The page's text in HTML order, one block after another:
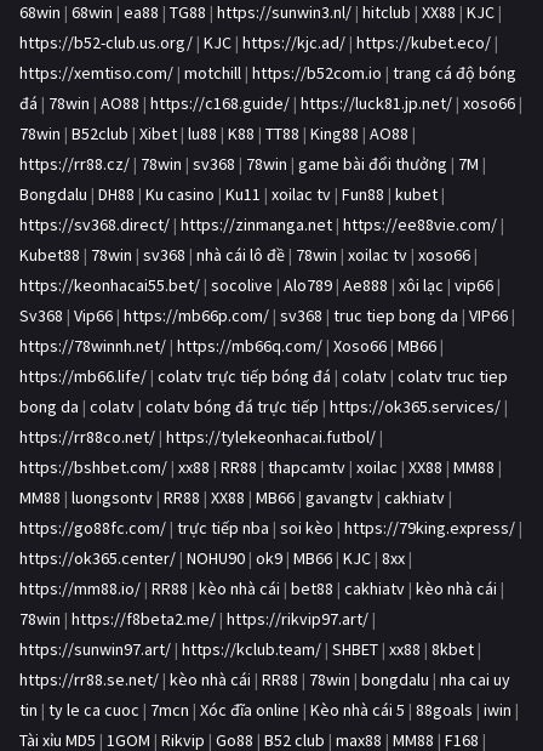
68win | 68win | ea88 | TG88 | https://sunwin3.nl/ | hitclub | XX88 | KJC |
https://b52-club.us.org/ | KJC | https://kjc.ad/ | https://kubet.eco/ |
https://xemtiso.com/ | motchill | https://b52com.io | trang cá độ bóng
đá | 78win | AO88 | https://c168.guide/ | https://luck81.jp.net/ | xoso66 |
78win | B52club | Xibet | lu88 | K88 | TT88 | King88 | AO88 |
https://rr88.cz/ | 78win | sv368 | 78win | game bài đổi thưởng | 7M |
Bongdalu | DH88 | Ku casino | Ku11 | xoilac tv | Fun88 | kubet |
https://sv368.direct/ | https://zinmanga.net | https://ee88vie.com/ |
Kubet88 | 78win | sv368 | nhà cái lô đề | 78win | xoilac tv | xoso66 |
https://keonhacai55.bet/ | socolive | Alo789 | Ae888 | xôi lạc | vip66 |
Sv368 | Vip66 | https://mb66p.com/ | sv368 | truc tiep bong da | VIP66 |
https://78winnh.net/ | https://mb66q.com/ | Xoso66 | MB66 |
https://mb66.life/ | colatv trực tiếp bóng đá | colatv | colatv truc tiep
bong da | colatv | colatv bóng đá trực tiếp | https://ok365.services/ |
https://rr88co.net/ | https://tylekeonhacai.futbol/ |
https://bshbet.com/ | xx88 | RR88 | thapcamtv | xoilac | XX88 | MM88 |
MM88 | luongsontv | RR88 | XX88 | MB66 | gavangtv | cakhiatv |
https://go88fc.com/ | trực tiếp nba | soi kèo | https://79king.express/ |
https://ok365.center/ | NOHU90 | ok9 | MB66 | KJC | 8xx |
https://mm88.io/ | RR88 | kèo nhà cái | bet88 | cakhiatv | kèo nhà cái |
78win | https://f8beta2.me/ | https://rikvip97.art/ |
https://sunwin97.art/ | https://kclub.team/ | SHBET | xx88 | 8kbet |
https://rr88.se.net/ | kèo nhà cái | RR88 | 78win | bongdalu | nha cai uy
tin | ty le ca cuoc | 7mcn | Xóc đĩa online | Kèo nhà cái 5 | 88goals | iwin |
Tài xỉu MD5 | 1GOM | Rikvip | Go88 | B52 club | max88 | MM88 | F168 |